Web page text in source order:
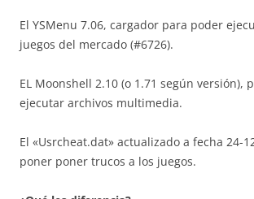
El YSMenu 7.06, cargador para poder
juegos del mercado (#6726).
EL Moonshell 2.10 (o 1.71 según versión),
ejecutar archivos multimedia.
El «Usrcheat.dat» actualizado a fecha 24-
poner poner trucos a los juegos.